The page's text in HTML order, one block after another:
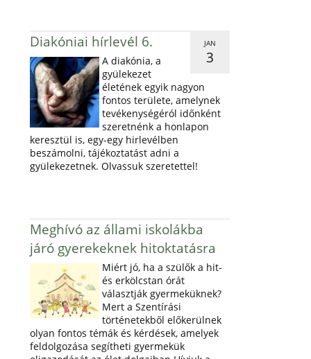
JAN
3
Diakóniai hírlevél 6.
A diakónia, a
gyülekezet
életének egyik nagyon
fontos területe, amelynek
tevékenységéról időnként
szeretnénk a honlapon
keresztül is, egy-egy hirlevélben
beszámolni, tájékoztatást adni a
gyülekezetnek. Olvassuk szeretettel!
Meghívó az állami iskolákba
járó gyerekeknek hitoktatásra
Miért jó, ha a szülők a hit-
és erkölcstan órát
választják gyermeküknek?
Mert a Szentírási
történetekből előkerülnek
olyan fontos témák és kérdések, amelyek
feldolgozása segítheti gyermekük